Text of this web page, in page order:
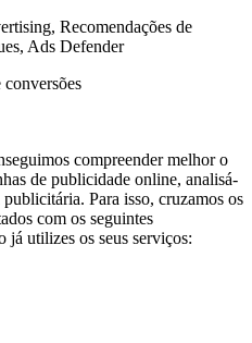
Recomendações de
Ads Defender
conversões
compreender melhor o
de publicidade online, analisá-
Para isso, cruzamos os
com os seguintes
já utilizes os seus serviços: